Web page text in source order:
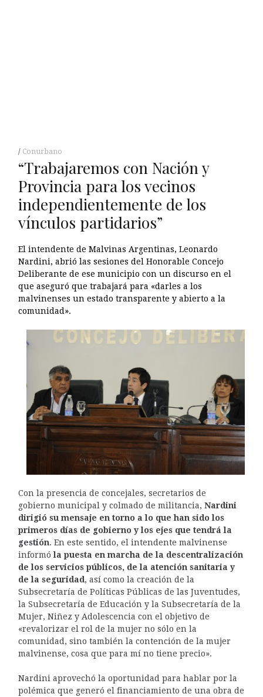
Conurbano
“Trabajaremos con Nación y
Provincia para los vecinos
independientemente de los
vínculos partidarios”
El intendente de Malvinas Argentinas, Leonardo
Nardini, abrió las sesiones del Honorable Concejo
Deliberante de ese municipio con un discurso en el
que aseguró que trabajará para «darles a los
malvinenses un estado transparente y abierto a la
comunidad».
Con la presencia de concejales, secretarios de
gobierno municipal y colmado de militancia, Nardini
dirigió su mensaje en torno a lo que han sido los
primeros días de gobierno y los ejes que tendrá la
gestión. En este sentido, el intendente malvinense
informóla puesta en marcha de la descentralización
de los servicios públicos, de la atención sanitaria y
de la seguridad, así como la creación de la
Subsecretaría de Políticas Públicas de las Juventudes,
la Subsecretaría de Educación y la Subsecretaría de la
Mujer, Niñez y Adolescencia con el objetivo de
«revalorizar el rol de la mujer no sólo en la
comunidad, sino también la contención de la mujer
malvinense, cosa que para mí no tiene precio».
Nardini aprovechó la oportunidad para hablar por la
polémica que generó el financiamiento de una obra de